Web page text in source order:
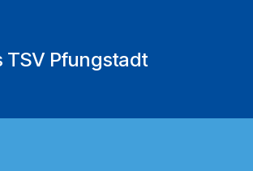
TSV Pfungstadt